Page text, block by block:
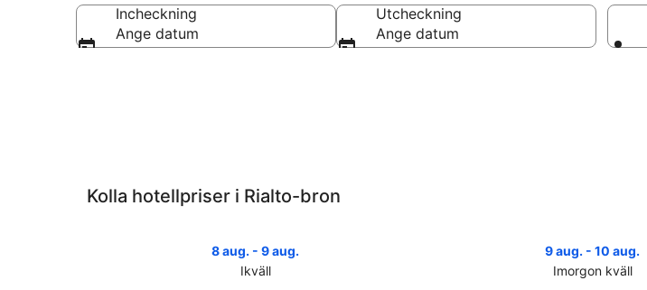
Incheckning
Ange datum
Utcheckning
Ange datum
Kolla hotellpriser i Rialto-bron
8 aug. - 9 aug.
Ikväll
9 aug. - 10 aug.
Imorgon kväll